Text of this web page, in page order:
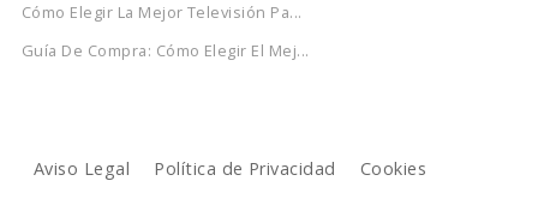
Cómo Elegir La Mejor Televisión Pa...
Guía De Compra: Cómo Elegir El Mej...
Aviso Legal Política de Privacidad Cookies